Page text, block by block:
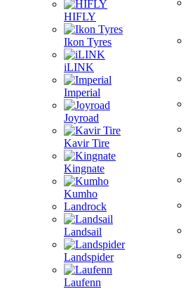
HIFLY
Ikon Tyres
iLINK
Imperial
Joyroad
Kavir Tire
Kingnate
Kumho
Landrock
Landsail
Landspider
Laufenn